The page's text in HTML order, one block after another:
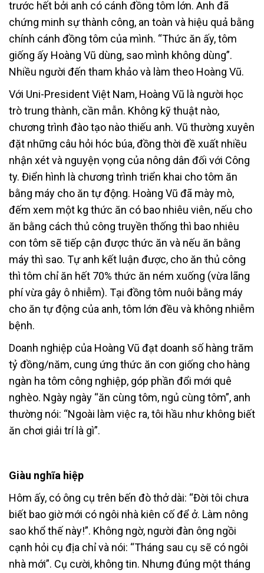
trước hết bởi anh có cánh đồng tôm lớn. Anh đã
chứng minh sự thành công, an toàn và hiệu quả bằng
chính cánh đồng tôm của mình. “Thức ăn ấy, tôm
giống ấy Hoàng Vũ dùng, sao mình không dùng”.
Nhiều người đến tham khảo và làm theo Hoàng Vũ.
Với Uni-President Việt Nam, Hoàng Vũ là người học
trò trung thành, cần mẫn. Không kỹ thuật nào,
chương trình đào tạo nào thiếu anh. Vũ thường xuyên
đặt những câu hỏi hóc búa, đồng thời đề xuất nhiều
nhận xét và nguyện vọng của nông dân đối với Công
ty. Điển hình là chương trình triển khai cho tôm ăn
bằng máy cho ăn tự động. Hoàng Vũ đã mày mò,
đếm xem một kg thức ăn có bao nhiêu viên, nếu cho
ăn bằng cách thủ công truyền thống thì bao nhiêu
con tôm sẽ tiếp cận được thức ăn và nếu ăn bằng
máy thì sao. Tự anh kết luận được, cho ăn thủ công
thì tôm chỉ ăn hết 70% thức ăn ném xuống (vừa lãng
phí vừa gây ô nhiễm). Tại đồng tôm nuôi bằng máy
cho ăn tự động của anh, tôm lớn đều và không nhiễm
bệnh.
Doanh nghiệp của Hoàng Vũ đạt doanh số hàng trăm
tỷ đồng/năm, cung ứng thức ăn con giống cho hàng
ngàn ha tôm công nghiệp, góp phần đổi mới quê
nghèo. Ngày ngày “ăn cùng tôm, ngủ cùng tôm”, anh
thường nói: “Ngoài làm việc ra, tôi hầu như không biết
ăn chơi giải trí là gì”.
Giàu nghĩa hiệp
Hôm ấy, có ông cụ trên bến đò thở dài: “Đời tôi chưa
biết bao giờ mới có ngôi nhà kiên cố để ở. Làm nông
sao khổ thế này!”. Không ngờ, người đàn ông ngồi
cạnh hỏi cụ địa chỉ và nói: “Tháng sau cụ sẽ có ngôi
nhà mới”. Cụ cười, không tin. Nhưng đúng một tháng